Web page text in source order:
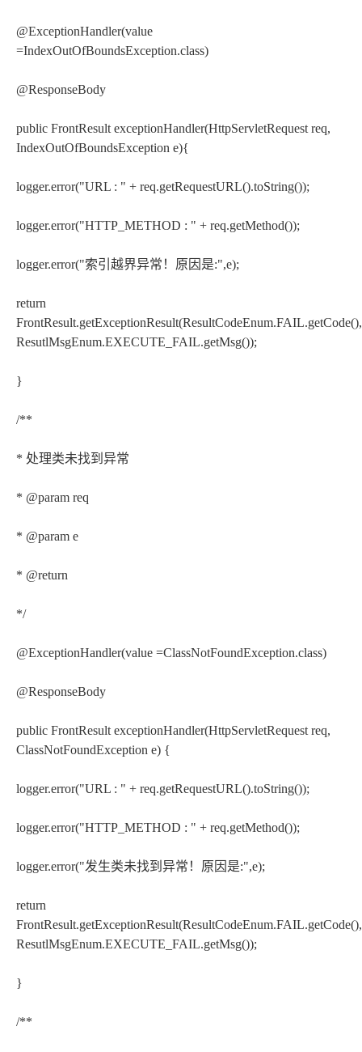
@ExceptionHandler(value
=IndexOutOfBoundsException.class)
@ResponseBody
public FrontResult exceptionHandler(HttpServletRequest req,
IndexOutOfBoundsException e){
logger.error("URL : " + req.getRequestURL().toString());
logger.error("HTTP_METHOD : " + req.getMethod());
logger.error("索引越界异常！原因是:",e);
return
FrontResult.getExceptionResult(ResultCodeEnum.FAIL.getCode(),
ResutlMsgEnum.EXECUTE_FAIL.getMsg());
}
/**
* 处理类未找到异常
* @param req
* @param e
* @return
*/
@ExceptionHandler(value =ClassNotFoundException.class)
@ResponseBody
public FrontResult exceptionHandler(HttpServletRequest req,
ClassNotFoundException e) {
logger.error("URL : " + req.getRequestURL().toString());
logger.error("HTTP_METHOD : " + req.getMethod());
logger.error("发生类未找到异常！原因是:",e);
return
FrontResult.getExceptionResult(ResultCodeEnum.FAIL.getCode(),
ResutlMsgEnum.EXECUTE_FAIL.getMsg());
}
/**